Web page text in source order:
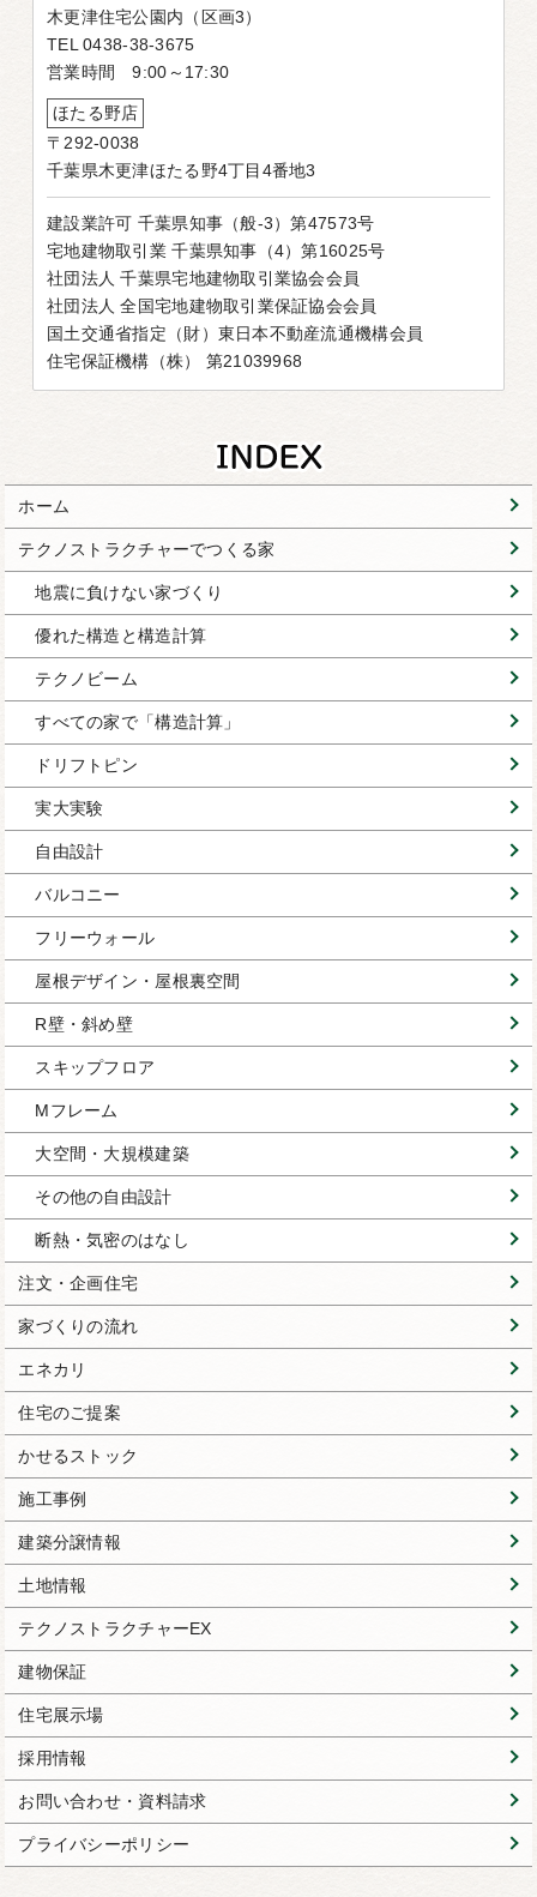
木更津住宅公園内（区画3）
TEL 0438-38-3675
営業時間 9:00～17:30
ほたる野店
〒292-0038
千葉県木更津ほたる野4丁目4番地3
建設業許可 千葉県知事（般-3）第47573号
宅地建物取引業 千葉県知事（4）第16025号
社団法人 千葉県宅地建物取引業協会会員
社団法人 全国宅地建物取引業保証協会会員
国土交通省指定（財）東日本不動産流通機構会員
住宅保証機構（株） 第21039968
ホーム
テクノストラクチャーでつくる家
地震に負けない家づくり
優れた構造と構造計算
テクノビーム
すべての家で「構造計算」
ドリフトピン
実大実験
自由設計
バルコニー
フリーウォール
屋根デザイン・屋根裏空間
R壁・斜め壁
スキップフロア
Mフレーム
大空間・大規模建築
その他の自由設計
断熱・気密のはなし
注文・企画住宅
家づくりの流れ
エネカリ
住宅のご提案
かせるストック
施工事例
建築分譲情報
土地情報
テクノストラクチャーEX
建物保証
住宅展示場
採用情報
お問い合わせ・資料請求
プライバシーポリシー